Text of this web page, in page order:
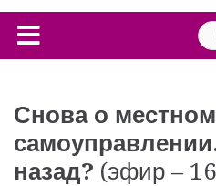
Снова о местном
назад? (эфир –